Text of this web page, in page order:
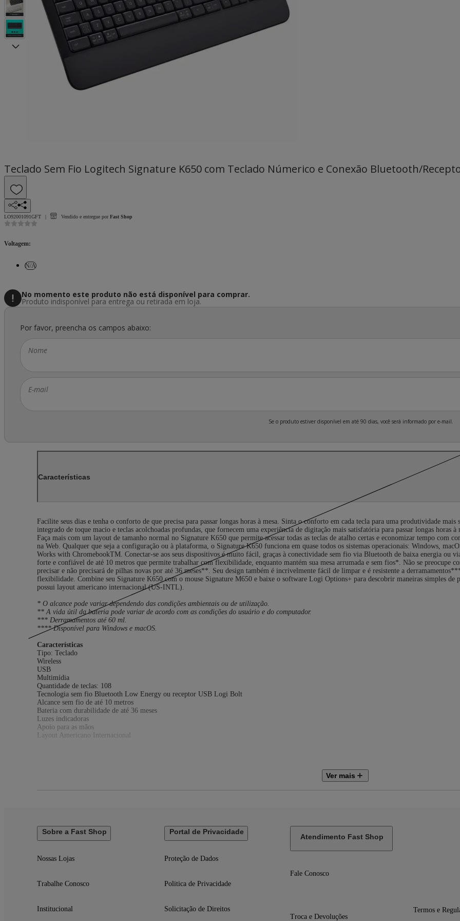
Teclado Sem Fio Logitech Signature K650 com Teclado Númerico e Conexão Bluetooth/
LO92001091GFT Vendido e entregue por Fast Shop
Voltagem:
N/A
No momento este produto não está disponível para comprar.
Produto indisponível para entrega ou retirada em loja.
Por favor, preencha os campos abaixo:
Nome
E-mail
Se o produto estiver disponível em até 90 dias, você será informado por e-mail.
Características
Facilite seus dias e tenha o conforto de que precisa para passar longas horas à mesa. Sinta o conforto em cada tecla para uma produtividade
integrado de toque macio e teclas acolchoadas profundas, que fornecem uma experiência de digitação mais satisfatória para passar longas horas à
Faça mais com um layout de tamanho normal no Signature K650 que permite acessar todas as teclas de atalho certas e economizar tempo com
na Web. Qualquer que seja a configuração ou à plataforma, o Signature K650 funciona em quase todos os sistemas operacionais: Windows,
Works with ChromebookTM. Conectar-se aos seus dispositivos é muito fácil, graças à conectividade sem fio via Bluetooth de baixa energia ou
forte e confiável de até 10 metros que permite trabalhar com flexibilidade, enquanto mantém sua mesa arrumada e sem fios*. Não se preocupe
precisar e não precisará de pilhas novas por até 36 meses**. Seu design também é incrivelmente fácil de limpar e é resistente a
flexibilidade. Combine seu Signature K650 com o mouse Signature M650 e baixe o software Logi Options+ para descobrir maneiras simples de
possui layout americano internacional (US-INTL).
* O alcance pode variar dependendo das condições ambientais ou de utilização.
** A vida útil da bateria pode variar de acordo com as condições do usuário e do computador.
*** Derramamentos até 60 ml.
**** Disponível para Windows e macOS.
Características
Tipo: Teclado
Wireless
USB
Multimídia
Quantidade de teclas: 108
Tecnologia sem fio Bluetooth Low Energy ou receptor USB Logi Bolt
Alcance sem fio de até 10 metros
Bateria com durabilidade de até 36 meses
Luzes indicadoras
Apoio para as mãos
Layout Americano Internacional
Linux
Mac 10.15 ou superior
ChromeOS
Linux
iOS 14 ou superior
Especificações Técnicas
Cor: Grafite
Ver mais
Sobre a Fast Shop
Nossas Lojas
Trabalhe Conosco
Institucional
Portal de Privacidade
Proteção de Dados
Politica de Privacidade
Solicitação de Direitos
Atendimento Fast Shop
Fale Conosco
Troca e Devoluções
Termos e